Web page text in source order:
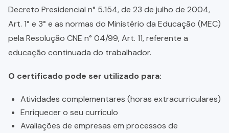
Decreto Presidencial n° 5.154, de 23 de julho de 2004,
Art. 1° e 3° e as normas do Ministério da Educação (MEC)
pela Resolução CNE n° 04/99, Art. 11, referente a
educação continuada do trabalhador.
O certificado pode ser utilizado para:
Atividades complementares (horas extracurriculares)
Enriquecer o seu currículo
Avaliações de empresas em processos de